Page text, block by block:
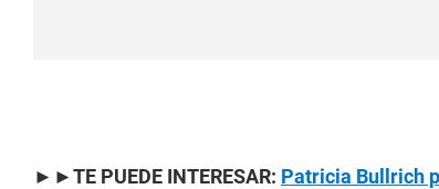
►►TE PUEDE INTERESAR: Patricia Bullrich